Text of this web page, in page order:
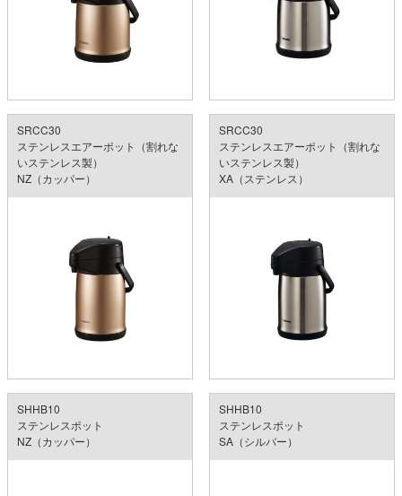
SRCC30
ステンレスエアーポット（割れな
いステンレス製）
NZ（カッパー）
SRCC30
ステンレスエアーポット（割れな
いステンレス製）
XA（ステンレス）
SHHB10
ステンレスポット
NZ（カッパー）
SHHB10
ステンレスポット
SA（シルバー）